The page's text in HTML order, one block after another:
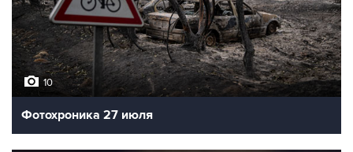
10
Фотохроника 27 июля